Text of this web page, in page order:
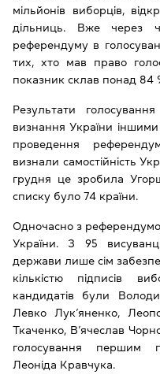
мільйонів виборців,
дільниць. Вже через
референдуму в
тих, хто мав право
показник склав понад 84
Результати
визнання України
проведення
визнали самостійність
грудня це зробила
списку було 74 країни.
Одночасно з
України. З 95
держави лише сім
кількістю підписів
кандидатів були
Левко Лук’яненко,
Ткаченко, В’ячеслав
голосування першим
Леоніда Кравчука.